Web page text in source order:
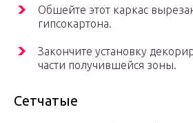
Обшейте этот каркас
гипсокартона.
Закончите установку
части получившейся зоны.
Сетчатые